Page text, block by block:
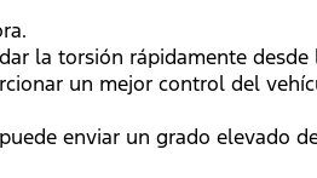
la torsión rápidamente desde
un mejor control del
enviar un grado elevado